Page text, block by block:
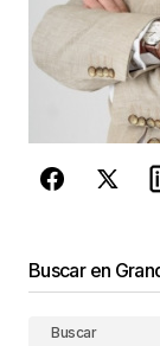
Este
de
Buscar en
Buscar